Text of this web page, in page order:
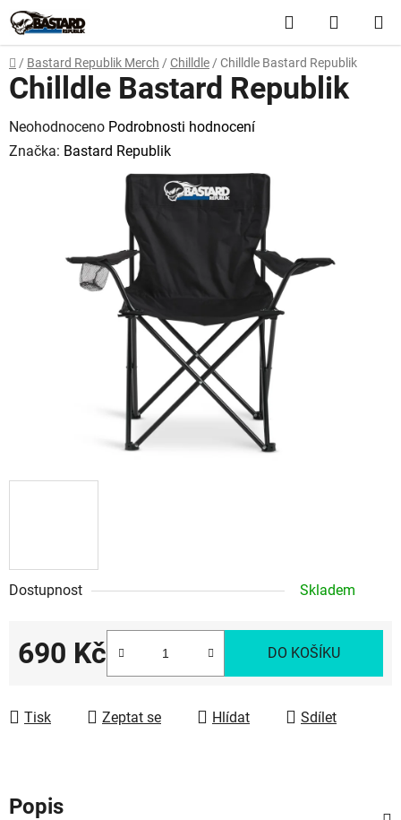
Přejít
na
obsah
Hledat
KOŠÍK
Domů
/ Bastard Republik Merch / Chilldle / Chilldle Bastard Republik
Dostupnost Skladem
690 Kč DO KOŠÍKU
Tisk Zeptat se Hlídat Sdílet
Chilldle Bastard Republik
Průměrné
hodnocení
Neohodnoceno Podrobnosti hodnocení
Značka: Bastard Republik
Popis